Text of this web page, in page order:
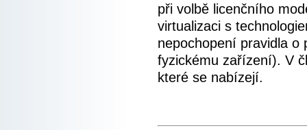
při volbě licenčního
virtualizaci s
nepochopení pravidla o
fyzickému zařízení). V
které se nabízejí.